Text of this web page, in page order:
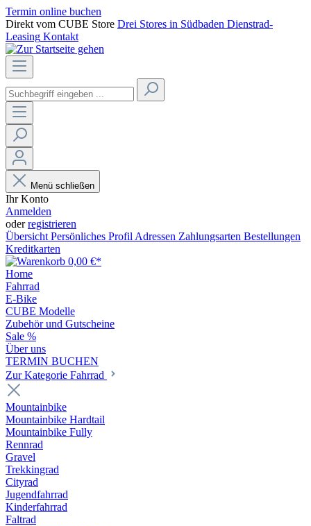
Termin online buchen
Direkt vom CUBE Store Drei Stores in Südbaden Dienstrad-
Leasing Kontakt
Menü schließen
Ihr Konto
Anmelden
oderregistrieren
Übersicht Persönliches Profil Adressen Zahlungsarten Bestellungen
Kreditkarten
0,00 €*
Home
Fahrrad
E-Bike
CUBE Modelle
Zubehör und Gutscheine
Sale %
Über uns
TERMIN BUCHEN
Zur Kategorie Fahrrad
Mountainbike
Mountainbike Hardtail
Mountainbike Fully
Rennrad
Gravel
Trekkingrad
Cityrad
Jugendfahrrad
Kinderfahrrad
Faltrad